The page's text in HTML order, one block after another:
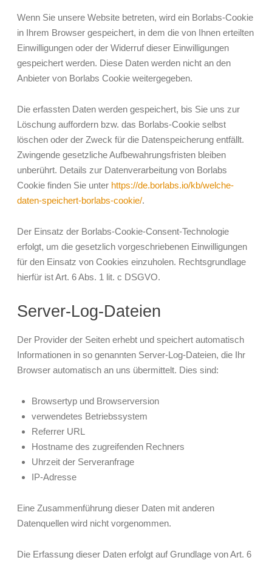
Wenn Sie unsere Website betreten, wird ein Borlabs-Cookie
in Ihrem Browser gespeichert, in dem die von Ihnen erteilten
Einwilligungen oder der Widerruf dieser Einwilligungen
gespeichert werden. Diese Daten werden nicht an den
Anbieter von Borlabs Cookie weitergegeben.
Die erfassten Daten werden gespeichert, bis Sie uns zur
Löschung auffordern bzw. das Borlabs-Cookie selbst
löschen oder der Zweck für die Datenspeicherung entfällt.
Zwingende gesetzliche Aufbewahrungsfristen bleiben
unberührt. Details zur Datenverarbeitung von Borlabs
Cookie finden Sie unter https://de.borlabs.io/kb/welche-
daten-speichert-borlabs-cookie/.
Der Einsatz der Borlabs-Cookie-Consent-Technologie
erfolgt, um die gesetzlich vorgeschriebenen Einwilligungen
für den Einsatz von Cookies einzuholen. Rechtsgrundlage
hierfür ist Art. 6 Abs. 1 lit. c DSGVO.
Server-Log-Dateien
Der Provider der Seiten erhebt und speichert automatisch
Informationen in so genannten Server-Log-Dateien, die Ihr
Browser automatisch an uns übermittelt. Dies sind:
Browsertyp und Browserversion
verwendetes Betriebssystem
Referrer URL
Hostname des zugreifenden Rechners
Uhrzeit der Serveranfrage
IP-Adresse
Eine Zusammenführung dieser Daten mit anderen
Datenquellen wird nicht vorgenommen.
Die Erfassung dieser Daten erfolgt auf Grundlage von Art. 6